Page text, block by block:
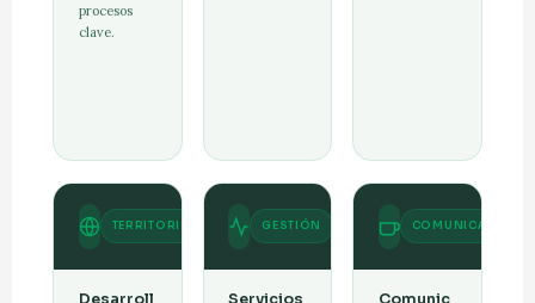
procesos
clave.
TERRITORIO
Desarroll
GESTIÓN
Servicios
COMUNICACIÓN
Comunic